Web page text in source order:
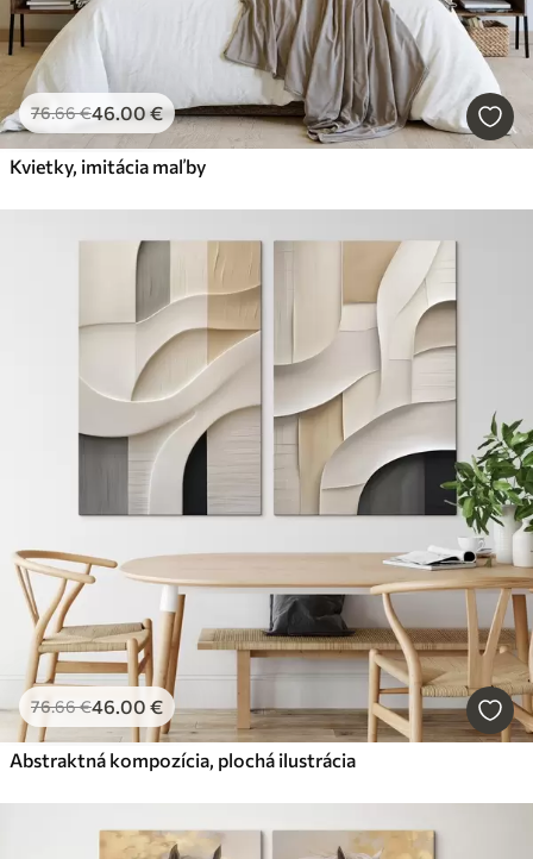
76.66€46.00€
Kvietky, imitácia maľby
76.66€46.00 €
Abstraktná kompozícia, plochá ilustrácia